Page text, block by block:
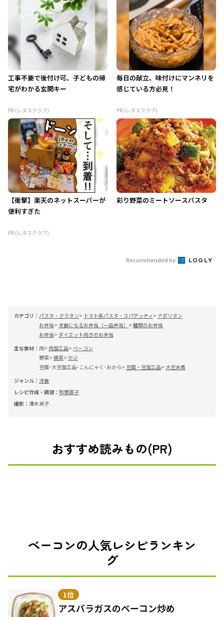
工事不要で後付け可。子どもの帰
宅がわかる玄関キー
PR (レタスクラブ)
毎日の献立、味付けにマンネリを
感じている方必見！
PR (レタスクラブ)
【衝撃】楽天のネットスーパーが
便利すぎた
PR (レタスクラブ)
彩り野菜のミートソースパスタ
Recommended by
カテゴリ： パスタ・グラタン トマト系パスタ・スパゲッティ
ナポリタン
お弁当
主食になるお弁当（一品弁当）
麺類のお弁当
お弁当
ダイエット向きのお弁当
主な食材： 肉 肉加工品 ベーコン
野菜 根菜
かぶ
豆腐･大豆加工品･こんにゃく･おから
豆腐・豆加工品
大豆水煮
ジャンル： 洋食
レシピ作成・調理： 牧野直子
撮影： 澤木央子
おすすめ読みもの(PR)
ベーコンの人気レシピランキン
グ
1位
アスパラガスのベーコン炒め